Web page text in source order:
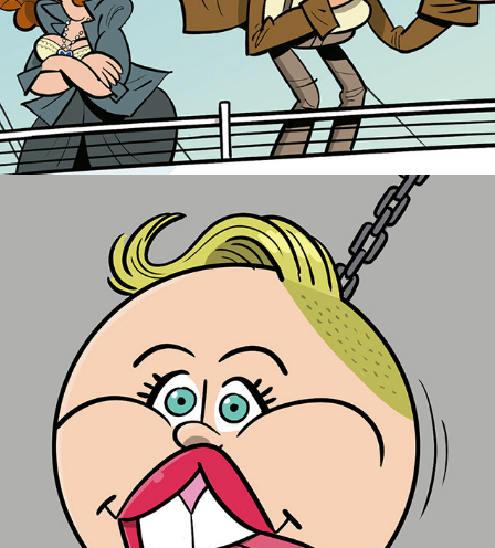
Caricature Resolution 2020